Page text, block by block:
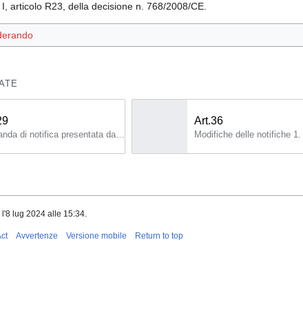
articolo R23, della decisione n. 768/2008/CE.
Art.36
Modifiche delle notifiche 1.
lug 2024 alle 15:34.
Avvertenze Versione mobile Return to top